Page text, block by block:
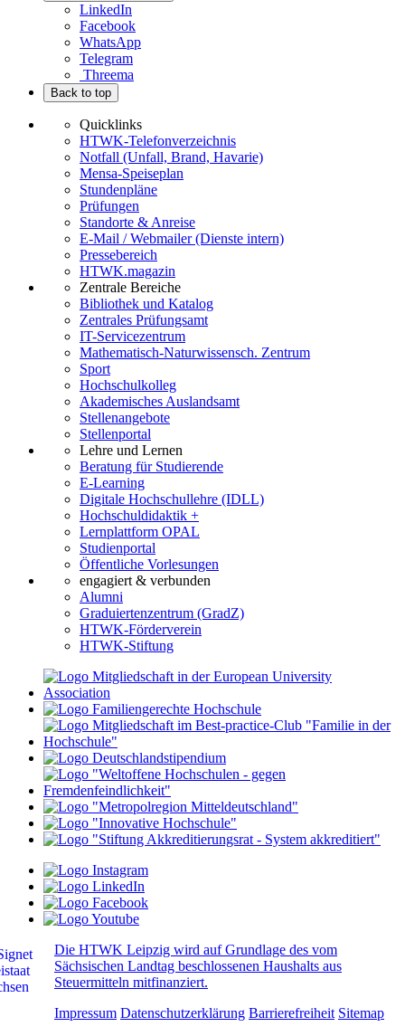
LinkedIn
Facebook
WhatsApp
Telegram
Threema
Back to top
Quicklinks
HTWK-Telefonverzeichnis
Notfall (Unfall, Brand, Havarie)
Mensa-Speiseplan
Stundenpläne
Prüfungen
Standorte & Anreise
E-Mail / Webmailer (Dienste intern)
Pressebereich
HTWK.magazin
Zentrale Bereiche
Bibliothek und Katalog
Zentrales Prüfungsamt
IT-Servicezentrum
Mathematisch-Naturwissensch. Zentrum
Sport
Hochschulkolleg
Akademisches Auslandsamt
Stellenangebote
Stellenportal
Lehre und Lernen
Beratung für Studierende
E-Learning
Digitale Hochschullehre (IDLL)
Hochschuldidaktik +
Lernplattform OPAL
Studienportal
Öffentliche Vorlesungen
engagiert & verbunden
Alumni
Graduiertenzentrum (GradZ)
HTWK-Förderverein
HTWK-Stiftung
Die HTWK Leipzig wird auf Grundlage des vom
Sächsischen Landtag beschlossenen Haushalts aus
Steuermitteln mitfinanziert.
Impressum Datenschutzerklärung Barrierefreiheit Sitemap